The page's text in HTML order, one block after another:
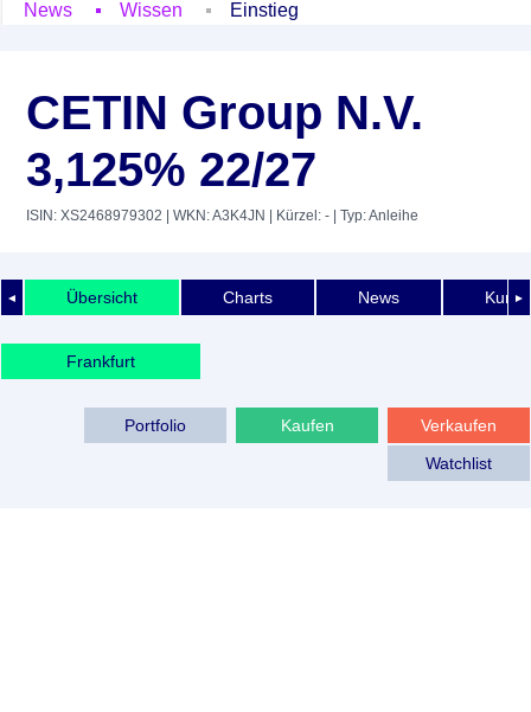
News
Wissen Einstieg
CETIN Group N.V.
3,125% 22/27
ISIN: XS2468979302 | WKN: A3K4JN | Kürzel: - | Typ: Anleihe
◄ ►
Übersicht Charts News
Frankfurt
Verkaufen
Kaufen
Portfolio
Watchlist